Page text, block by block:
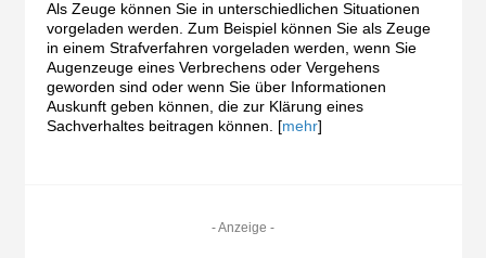
Als Zeuge können Sie in unterschiedlichen Situationen
vorgeladen werden. Zum Beispiel können Sie als Zeuge
in einem Strafverfahren vorgeladen werden, wenn Sie
Augenzeuge eines Verbrechens oder Vergehens
geworden sind oder wenn Sie über Informationen
Auskunft geben können, die zur Klärung eines
Sachverhaltes beitragen können. [mehr]
- Anzeige -